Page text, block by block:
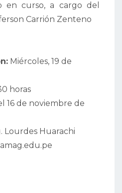
en curso, a cargo del
Carrión Zenteno
Miércoles, 19 de
horas
16 de noviembre de
Lourdes Huarachi